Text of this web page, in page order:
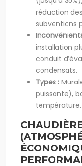
réduction
subventions
installation
conduit
condensats.
Types :
puissante),
température.